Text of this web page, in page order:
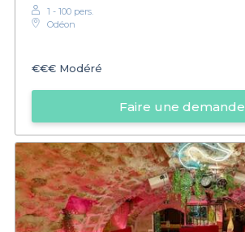
1 - 100 pers.
Odéon
€€€ Modéré
Faire une demande